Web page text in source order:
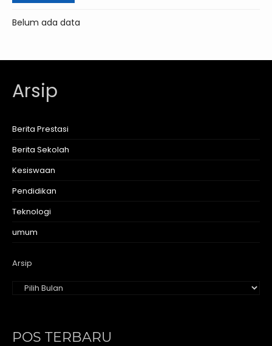
Belum ada data
Arsip
Berita Prestasi
Berita Sekolah
Kesiswaan
Pendidikan
Teknologi
umum
Arsip
POS TERBARU